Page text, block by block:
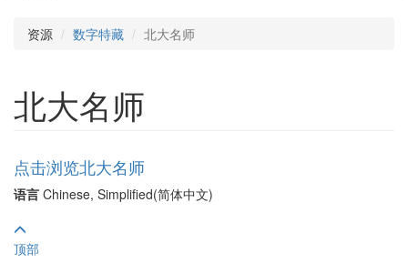
资源 数字特藏 北大名师
北大名师
点击浏览北大名师
语言 Chinese, Simplified(简体中文)
顶部